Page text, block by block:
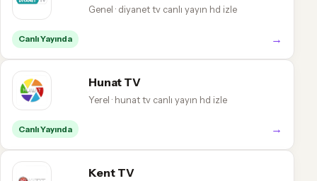
Genel · diyanet tv canlı yayın hd izle
Canlı Yayında →
Hunat TV
Yerel · hunat tv canlı yayın hd izle
Canlı Yayında →
Kent TV